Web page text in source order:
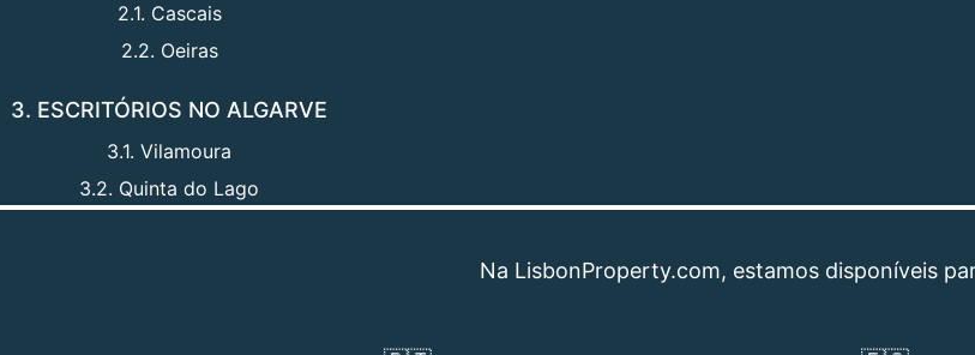
2.1. Cascais
2.2. Oeiras
3. ESCRITÓRIOS NO ALGARVE
3.1. Vilamoura
3.2. Quinta do Lago
Na LisbonProperty.com, estamos disponíveis para